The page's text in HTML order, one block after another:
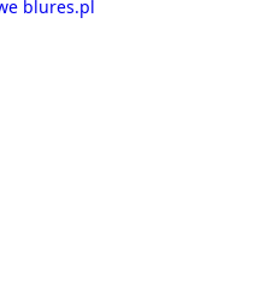
blures.pl